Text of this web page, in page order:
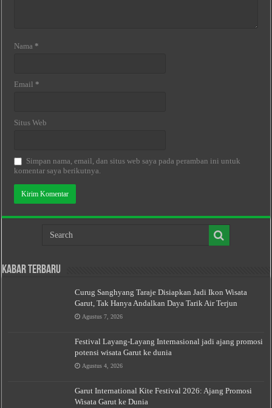
Nama *
Email *
Situs Web
Simpan nama, email, dan situs web saya pada peramban ini untuk
komentar saya berikutnya.
Kabar Terbaru
Curug Sanghyang Taraje Disiapkan Jadi Ikon Wisata
Garut, Tak Hanya Andalkan Daya Tarik Air Terjun
Agustus 7, 2026
Festival Layang-Layang Internasional jadi ajang promosi
potensi wisata Garut ke dunia
Agustus 4, 2026
Garut International Kite Festival 2026: Ajang Promosi
Wisata Garut ke Dunia